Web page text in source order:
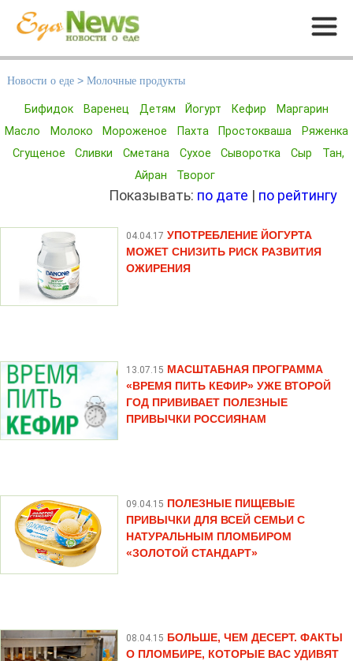
Меню
Новости о еде > Молочные продукты
Бифидок Варенец Детям Йогурт Кефир
Маргарин
Масло
Молоко Мороженое Пахта Простокваша
Ряженка
Сгущеное
Сливки Сметана Сухое Сыворотка Сыр
Тан,
Айран
Творог
Показывать: по дате | по рейтингу
04.04.17 УПОТРЕБЛЕНИЕ ЙОГУРТА
МОЖЕТ СНИЗИТЬ РИСК РАЗВИТИЯ
ОЖИРЕНИЯ
13.07.15 МАСШТАБНАЯ ПРОГРАММА
«ВРЕМЯ ПИТЬ КЕФИР» УЖЕ ВТОРОЙ
ГОД ПРИВИВАЕТ ПОЛЕЗНЫЕ
ПРИВЫЧКИ РОССИЯНАМ
09.04.15 ПОЛЕЗНЫЕ ПИЩЕВЫЕ
ПРИВЫЧКИ ДЛЯ ВСЕЙ СЕМЬИ С
НАТУРАЛЬНЫМ ПЛОМБИРОМ
«ЗОЛОТОЙ СТАНДАРТ»
08.04.15 БОЛЬШЕ, ЧЕМ ДЕСЕРТ. ФАКТЫ
О ПЛОМБИРЕ, КОТОРЫЕ ВАС УДИВЯТ